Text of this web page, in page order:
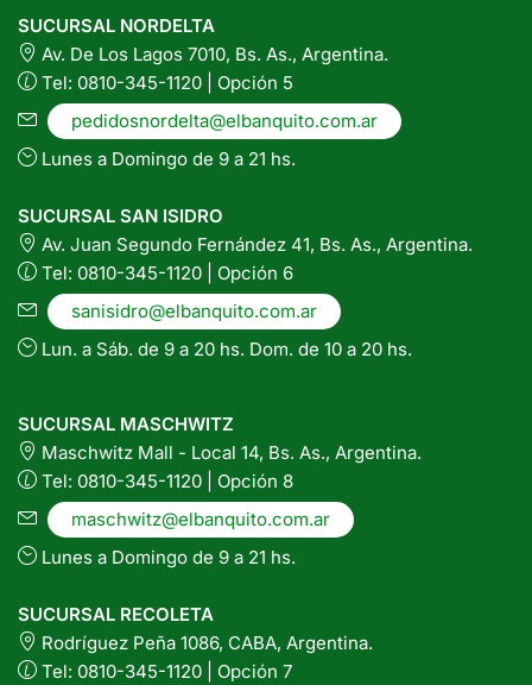
SUCURSAL NORDELTA
Av. De Los Lagos 7010, Bs. As., Argentina.
Tel: 0810-345-1120 | Opción 5
pedidosnordelta@elbanquito.com.ar
Lunes a Domingo de 9 a 21 hs.
SUCURSAL SAN ISIDRO
Av. Juan Segundo Fernández 41, Bs. As., Argentina.
Tel: 0810-345-1120 | Opción 6
sanisidro@elbanquito.com.ar
Lun. a Sáb. de 9 a 20 hs. Dom. de 10 a 20 hs.
SUCURSAL MASCHWITZ
Maschwitz Mall - Local 14, Bs. As., Argentina.
Tel: 0810-345-1120 | Opción 8
maschwitz@elbanquito.com.ar
Lunes a Domingo de 9 a 21 hs.
SUCURSAL RECOLETA
Rodríguez Peña 1086, CABA, Argentina.
Tel: 0810-345-1120 | Opción 7